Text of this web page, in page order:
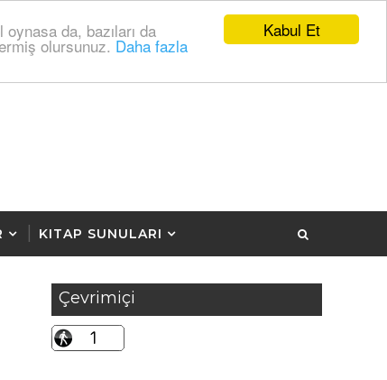
Kabul Et
da, bazıları da
olursunuz. Daha fazla
KITAP SUNULARI
Çevrimiçi